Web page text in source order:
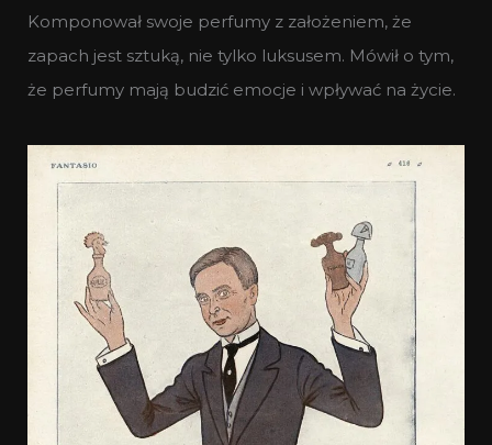
Komponował swoje perfumy z założeniem, że
zapach jest sztuką, nie tylko luksusem. Mówił o tym,
że perfumy mają budzić emocje i wpływać na życie.